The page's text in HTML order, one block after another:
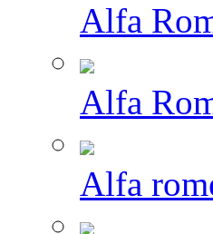
Alfa
Alfa
Alfa